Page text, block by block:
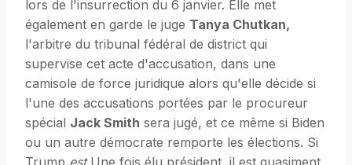
lors de l'insurrection du 6 janvier. Elle met
également en garde le juge Tanya Chutkan,
l'arbitre du tribunal fédéral de district qui
supervise cet acte d'accusation, dans une
camisole de force juridique alors qu'elle décide si
l'une des accusations portées par le procureur
spécial Jack Smith sera jugé, et ce même si Biden
ou un autre démocrate remporte les élections. Si